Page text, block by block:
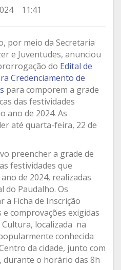
11:41
por meio da Secretaria
e Juventudes, anunciou
do Edital de
Credenciamento de
para comporem a grade
das festividades
ano de 2024. As
até quarta-feira, 22 de
preencher a grade de
festividades que
de 2024, realizadas
do Paudalho. Os
a Ficha de Inscrição
comprovações exigidas
Cultura, localizada na
conhecida
da cidade, junto com
durante o horário das 8h